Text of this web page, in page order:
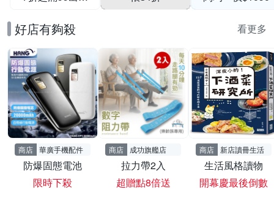
好店有夠殺 看更多
商店 華廣手機配件
防爆固態電池
限時下殺
商店 成功旗艦店
拉力帶2入
超贈點8倍送
商店 新店讀冊生活
生活風格讀物
開幕慶最後倒數